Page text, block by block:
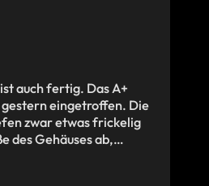
auch fertig. Das A+
gestern eingetroffen. Die
zwar etwas frickelig
des Gehäuses ab,…